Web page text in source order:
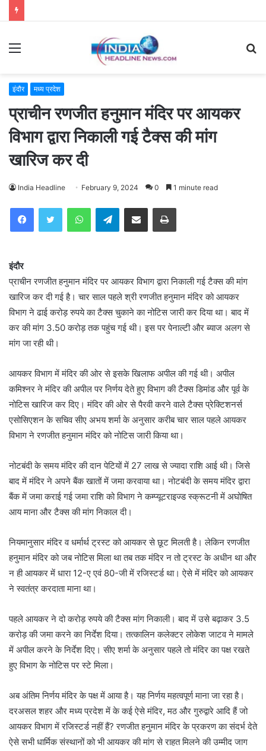
Menu
इंदौर मध्य प्रदेश
प्राचीन रणजीत हनुमान मंदिर पर आयकर
विभाग द्वारा निकाली गई टैक्स की मांग
खारिज कर दी
India Headline February 9, 2024 0 1 minute read
WhatsAppTelegramShare via Email Print
इंदौर
प्राचीन रणजीत हनुमान मंदिर पर आयकर विभाग द्वारा निकाली गई टैक्स की मांग
खारिज कर दी गई है। चार साल पहले श्री रणजीत हनुमान मंदिर को आयकर
विभाग ने ढाई करोड़ रुपये का टैक्स चुकाने का नोटिस जारी कर दिया था। बाद में
कर की मांग 3.50 करोड़ तक पहुंच गई थी। इस पर पेनाल्टी और ब्याज अलग से
मांग जा रही थी।
आयकर विभाग में मंदिर की ओर से इसके खिलाफ अपील की गई थी। अपील
कमिश्नर ने मंदिर की अपील पर निर्णय देते हुए विभाग की टैक्स डिमांड और पूर्व के
नोटिस खारिज कर दिए। मंदिर की ओर से पैरवी करने वाले टैक्स प्रेक्टिशनर्स
एसोसिएशन के सचिव सीए अभय शर्मा के अनुसार करीब चार साल पहले आयकर
विभाग ने रणजीत हनुमान मंदिर को नोटिस जारी किया था।
नोटबंदी के समय मंदिर की दान पेटियों में 27 लाख से ज्यादा राशि आई थी। जिसे
बाद में मंदिर ने अपने बैंक खातों में जमा करवाया था। नोटबंदी के समय मंदिर द्वारा
बैंक में जमा कराई गई जमा राशि को विभाग ने कम्प्यूटराइज्ड स्क्रूटनी में अघोषित
आय माना और टैक्स की मांग निकाल दी।
नियमानुसार मंदिर व धर्मार्थ ट्रस्ट को आयकर से छूट मिलती है। लेकिन रणजीत
हनुमान मंदिर को जब नोटिस मिला था तब तक मंदिर न तो ट्रस्ट के अधीन था और
न ही आयकर में धारा 12-ए एवं 80-जी में रजिस्टर्ड था। ऐसे में मंदिर को आयकर
ने स्वतंत्र करदाता माना था।
पहले आयकर ने दो करोड़ रुपये की टैक्स मांग निकाली। बाद में उसे बढ़ाकर 3.5
करोड़ की जमा करने का निर्देश दिया। तत्कालिन कलेक्टर लोकेश जाटव ने मामले
में अपील करने के निर्देश दिए। सीए शर्मा के अनुसार पहले तो मंदिर का पक्ष रखते
हुए विभाग के नोटिस पर स्टे मिला।
अब अंतिम निर्णय मंदिर के पक्ष में आया है। यह निर्णय महत्वपूर्ण माना जा रहा है।
दरअसल शहर और मध्य प्रदेश में के कई ऐसे मंदिर, मठ और गुरुद्वारे आदि हैं जो
आयकर विभाग में रजिस्टर्ड नहीं हैं? रणजीत हनुमान मंदिर के प्रकरण का संदर्भ देते
ऐसे सभी धार्मिक संस्थानों को भी आयकर की मांग से राहत मिलने की उम्मीद जाग